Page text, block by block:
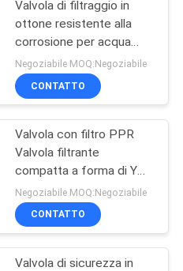
di
100
d'ottone
133
Valvola di filtraggio in
ottone resistente alla
corrosione per acqua
DN15-50
Negoziabile MOQ:Negoziabile
CONTATTO
Valvola con filtro PPR
Valvola filtrante
compatta a forma di Y
PN25 da 20–32 mm per
sistemi idrici
Negoziabile MOQ:Negoziabile
CONTATTO
Valvola di sicurezza in